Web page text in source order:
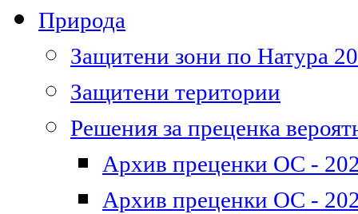
Природа
Защитени зони по Натура
Защитени територии
Решения за преценка
Архив преценки ОС -
Архив преценки ОС -